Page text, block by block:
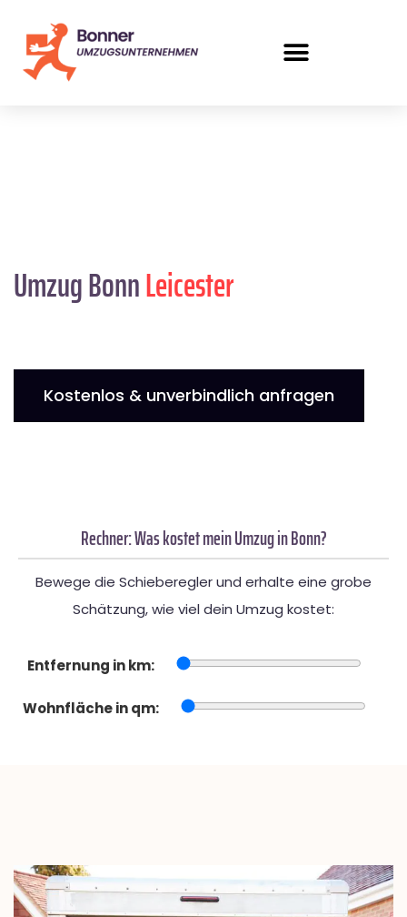
Umzug BonnLeicester
Kostenlos & unverbindlich anfragen
Rechner: Was kostet mein Umzug in Bonn?
Bewege die Schieberegler und erhalte eine grobe
Schätzung, wie viel dein Umzug kostet:
Entfernung in km:
Wohnfläche in qm: